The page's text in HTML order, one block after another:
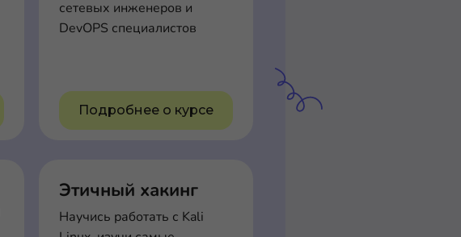
сетевых инженеров и
DevOPS специалистов
Подробнее о курсе
Этичный хакинг
Научись работать с Kali